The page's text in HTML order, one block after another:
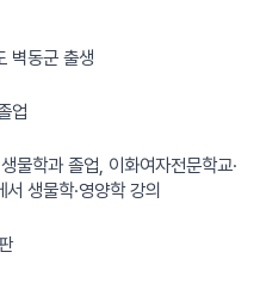
벽동군 출생
업
물학과 졸업, 이화여자전문학교·
생물학·영양학 강의